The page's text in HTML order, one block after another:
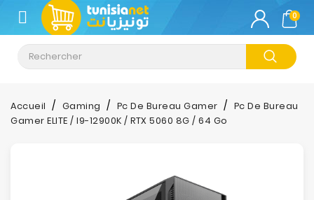
CATÉGORIE
Climatisation
Informatique
0
Accueil Gaming Pc De Bureau Gamer
Pc De Bureau
Gamer ELITE / I9-12900K / RTX 5060 8G / 64 Go